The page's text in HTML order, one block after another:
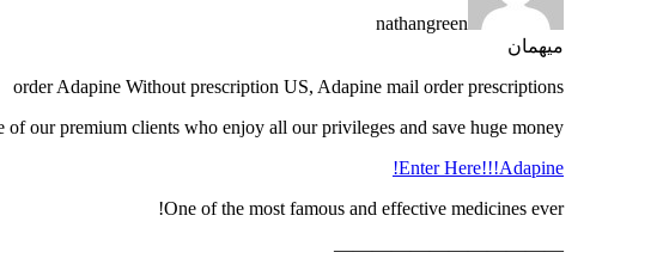
nathangreen
میهمان
order Adapine Without prescription US, Adapine mail order prescriptions
of our premium clients who enjoy all our privileges and save huge money.
Enter Here!!!Adapine!
One of the most famous and effective medicines ever!
————————————